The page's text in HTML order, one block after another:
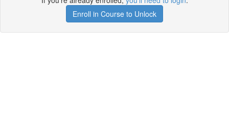
Enroll in Course to Unlock